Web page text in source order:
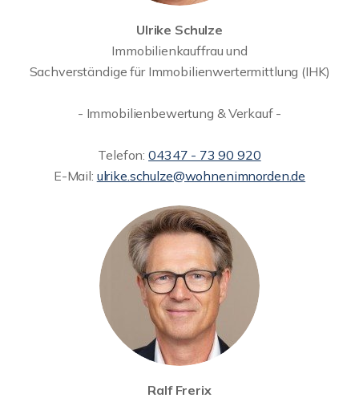
Ulrike Schulze
Immobilienkauffrau und
Sachverständige für Immobilienwertermittlung (IHK)
- Immobilienbewertung & Verkauf -
Telefon:04347 - 73 90 920
E-Mail: ulrike.schulze@wohnenimnorden.de
Ralf Frerix